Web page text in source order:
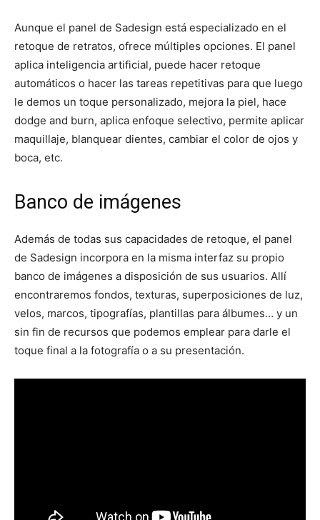
Aunque el panel de Sadesign está especializado en el
retoque de retratos, ofrece múltiples opciones. El panel
aplica inteligencia artificial, puede hacer retoque
automáticos o hacer las tareas repetitivas para que luego
le demos un toque personalizado, mejora la piel, hace
dodge and burn, aplica enfoque selectivo, permite aplicar
maquillaje, blanquear dientes, cambiar el color de ojos y
boca, etc.
Banco de imágenes
Además de todas sus capacidades de retoque, el panel
de Sadesign incorpora en la misma interfaz su propio
banco de imágenes a disposición de sus usuarios. Allí
encontraremos fondos, texturas, superposiciones de luz,
velos, marcos, tipografías, plantillas para álbumes… y un
sin fin de recursos que podemos emplear para darle el
toque final a la fotografía o a su presentación.